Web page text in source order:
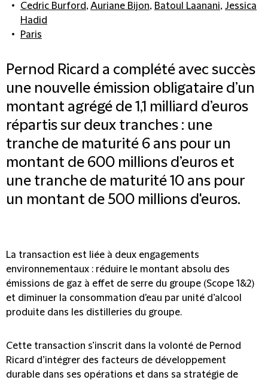
Cedric Burford,Auriane Bijon, Batoul Laanani, Jessica
Hadid
Paris
Pernod Ricard a complété avec succès
une nouvelle émission obligataire d’un
montant agrégé de 1,1 milliard d’euros
répartis sur deux tranches : une
tranche de maturité 6 ans pour un
montant de 600 millions d’euros et
une tranche de maturité 10 ans pour
un montant de 500 millions d'euros.
La transaction est liée à deux engagements
environnementaux : réduire le montant absolu des
émissions de gaz à effet de serre du groupe (Scope 1&2)
et diminuer la consommation d'eau par unité d’alcool
produite dans les distilleries du groupe.
Cette transaction s’inscrit dans la volonté de Pernod
Ricard d’intégrer des facteurs de développement
durable dans ses opérations et dans sa stratégie de